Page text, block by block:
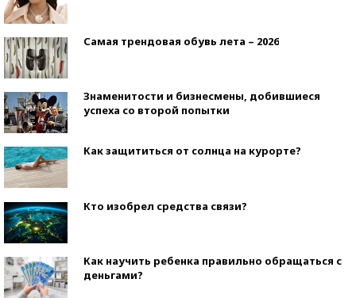
Самая трендовая обувь лета – 2026
Знаменитости и бизнесмены, добившиеся
успеха со второй попытки
Как защититься от солнца на курорте?
Кто изобрел средства связи?
Как научить ребенка правильно обращаться с
деньгами?